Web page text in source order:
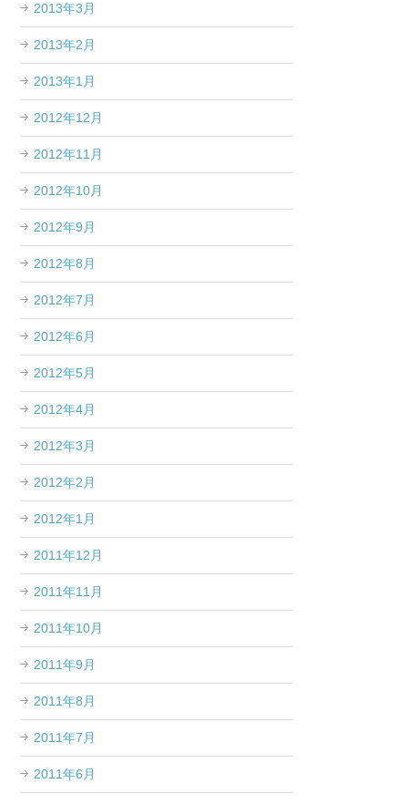
2013年3月
2013年2月
2013年1月
2012年12月
2012年11月
2012年10月
2012年9月
2012年8月
2012年7月
2012年6月
2012年5月
2012年4月
2012年3月
2012年2月
2012年1月
2011年12月
2011年11月
2011年10月
2011年9月
2011年8月
2011年7月
2011年6月